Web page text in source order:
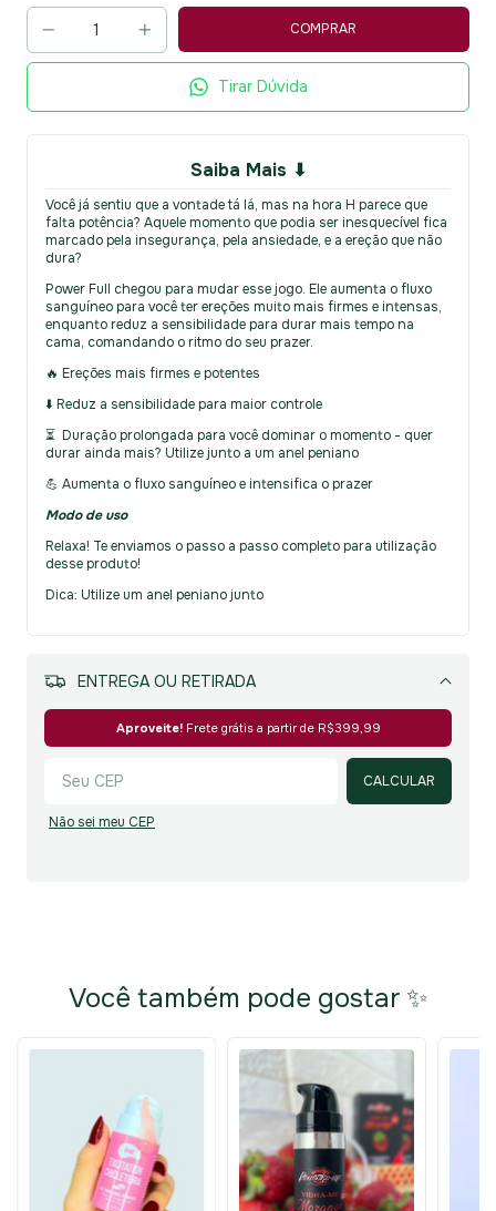
Tirar Dúvida
Saiba Mais ⬇
Você já sentiu que a vontade tá lá, mas na hora H parece que
falta potência? Aquele momento que podia ser inesquecível fica
marcado pela insegurança, pela ansiedade, e a ereção que não
dura?
Power Full chegou para mudar esse jogo. Ele aumenta o fluxo
sanguíneo para você ter ereções muito mais firmes e intensas,
enquanto reduz a sensibilidade para durar mais tempo na
cama, comandando o ritmo do seu prazer.
🔥 Ereções mais firmes e potentes
⬇️ Reduz a sensibilidade para maior controle
⏳ Duração prolongada para você dominar o momento - quer
durar ainda mais? Utilize junto a um anel peniano
💪 Aumenta o fluxo sanguíneo e intensifica o prazer
Modo de uso
Relaxa! Te enviamos o passo a passo completo para utilização
desse produto!
Dica: Utilize um anel peniano junto
MEIOS DE ENVIO
Alterar CEP
Aproveite!Frete grátis a partir de R$399,99
CALCULAR
Não sei meu CEP
Você também pode gostar ✨